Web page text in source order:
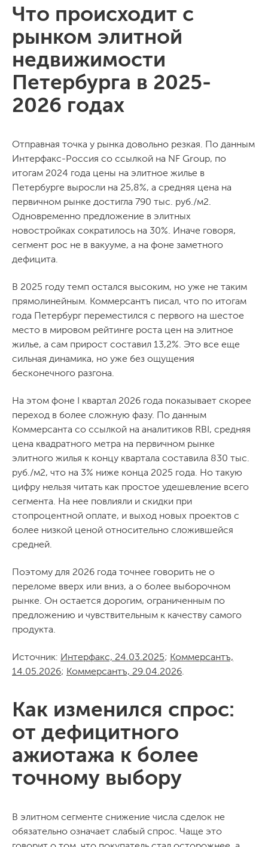
Что происходит с
рынком элитной
недвижимости
Петербурга в 2025-
2026 годах
Отправная точка у рынка довольно резкая. По данным
Интерфакс-Россия со ссылкой на NF Group, по
итогам 2024 года цены на элитное жилье в
Петербурге выросли на 25,8%, а средняя цена на
первичном рынке достигла 790 тыс. руб./м2.
Одновременно предложение в элитных
новостройках сократилось на 30%. Иначе говоря,
сегмент рос не в вакууме, а на фоне заметного
дефицита.
В 2025 году темп остался высоким, но уже не таким
прямолинейным. Коммерсантъ писал, что по итогам
года Петербург переместился с первого на шестое
место в мировом рейтинге роста цен на элитное
жилье, а сам прирост составил 13,2%. Это все еще
сильная динамика, но уже без ощущения
бесконечного разгона.
На этом фоне I квартал 2026 года показывает скорее
переход в более сложную фазу. По данным
Коммерсанта со ссылкой на аналитиков RBI, средняя
цена квадратного метра на первичном рынке
элитного жилья к концу квартала составила 830 тыс.
руб./м2, что на 3% ниже конца 2025 года. Но такую
цифру нельзя читать как простое удешевление всего
сегмента. На нее повлияли и скидки при
стопроцентной оплате, и выход новых проектов с
более низкой ценой относительно сложившейся
средней.
Поэтому для 2026 года точнее говорить не о
переломе вверх или вниз, а о более выборочном
рынке. Он остается дорогим, ограниченным по
предложению и чувствительным к качеству самого
продукта.
Источник: Интерфакс, 24.03.2025; Коммерсантъ,
14.05.2026; Коммерсантъ, 29.04.2026
Как изменился спрос:
от дефицитного
ажиотажа к более
точному выбору
В элитном сегменте снижение числа сделок не
обязательно означает слабый спрос. Чаще это